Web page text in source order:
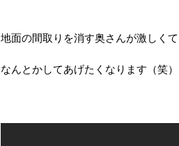
地面の間取りを消す奥さんが激しくて
なんとかしてあげたくなります（笑）